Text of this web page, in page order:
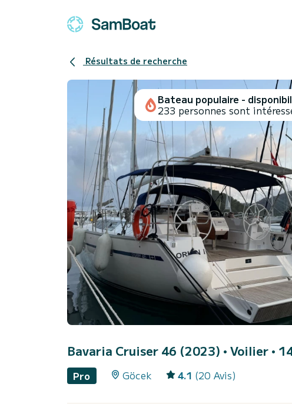
Résultats de recherche
Bateau populaire -
233 personnes sont
Bavaria Cruiser 46 (2023) • Voilier •
Pro Göcek 4.1 (20 Avis)